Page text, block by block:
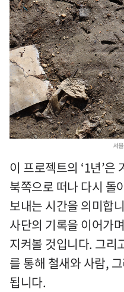
이 프로젝트의 ‘1년’
북쪽으로 떠나 다시 돌
보내는 시간을 의미합
사단의 기록을 이어가
지켜볼 것입니다. 그리
를 통해 철새와 사람,
됩니다.